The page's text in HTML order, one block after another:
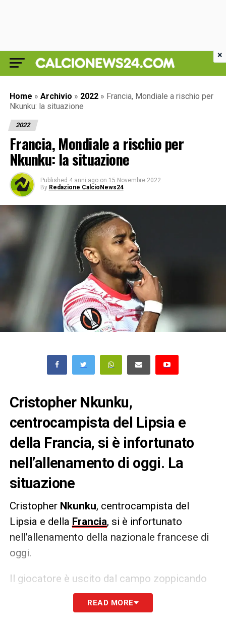
Home » Archivio » 2022 » Francia, Mondiale a rischio per
Nkunku: la situazione
2022
Francia, Mondiale a rischio per
Nkunku: la situazione
Published 4 anni ago on 15 Novembre 2022
By Redazione CalcioNews24
Cristopher Nkunku,
centrocampista del Lipsia e
della Francia, si è infortunato
nell’allenamento di oggi. La
situazione
Cristopher Nkunku, centrocampista del
Lipsia e della Francia, si è infortunato
nell’allenamento della nazionale francese di
oggi.
Il giocatore è uscito dal campo zoppicando
vistosamente dopo un movimento innaturale
della gamba sinistra. Secondo quanto
READ MORE
×